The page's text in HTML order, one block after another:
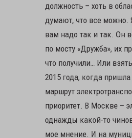
должность – хоть в
думают, что все можно.
вам надо так и так. Он
по мосту «Дружба», их
что получили… Или
2015 года, когда
маршрут
приоритет. В Москве –
однажды какой-то
мое мнение. И на